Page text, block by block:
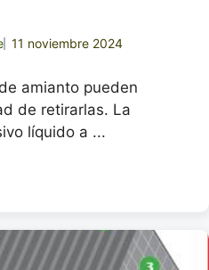
11 noviembre 2024
amianto pueden
de retirarlas. La
líquido a ...